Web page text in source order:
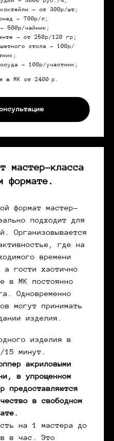
- от 300р/шт;
- 700р/л;
500р/чайник;
- от 250р/120 гр;
стола - 100р/
- 100р/участник;
в МК от 2400 р.
мастер-класса
формате.
формат мастер-
подходит для
Организовывается
где на
времени
а гости хаотично
в МК постоянно
Одновременно
могут принимать
изделия.
изделия в
15 минут.
акриловыми
в упрощенном
предоставляются
в свободном
на 1 мастера до
в час. Это